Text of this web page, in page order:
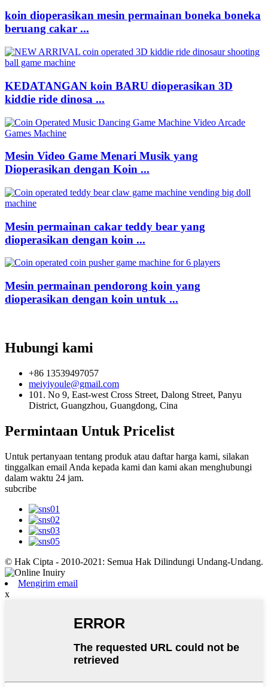
koin dioperasikan mesin permainan boneka boneka
beruang cakar ...
KEDATANGAN koin BARU dioperasikan 3D
kiddie ride dinosa ...
Mesin Video Game Menari Musik yang
Dioperasikan dengan Koin ...
Mesin permainan cakar teddy bear yang
dioperasikan dengan koin ...
Mesin permainan pendorong koin yang
dioperasikan dengan koin untuk ...
Hubungi kami
+86 13539497057
meiyiyoule@gmail.com
101. No 9, East-west Cross Street, Dalong Street, Panyu
District, Guangzhou, Guangdong, Cina
Permintaan Untuk Pricelist
Untuk pertanyaan tentang produk atau daftar harga kami, silakan
tinggalkan email Anda kepada kami dan kami akan menghubungi
dalam waktu 24 jam.
subcribe
© Hak Cipta - 2010-2021: Semua Hak Dilindungi Undang-Undang.
Mengirim email
x